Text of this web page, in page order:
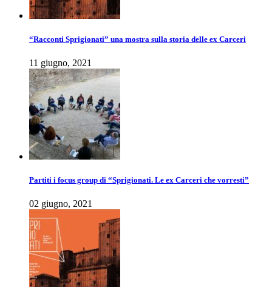
“Racconti Sprigionati” una mostra sulla storia delle ex Carceri
11 giugno, 2021
Partiti i focus group di “Sprigionati. Le ex Carceri che vorresti”
02 giugno, 2021